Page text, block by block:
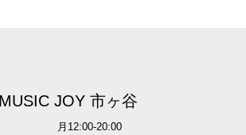
MUSIC JOY 市ヶ谷
月12:00-20:00